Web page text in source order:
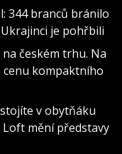
344 branců bránilo
je pohřbili
českém trhu. Na
cenu kompaktního
v obytňáku
mění představy